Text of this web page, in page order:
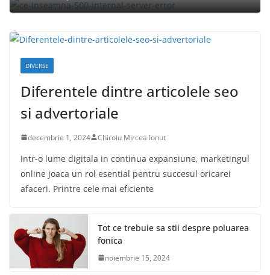
DIVERSE
Diferentele dintre articolele seo
si advertoriale
decembrie 1, 2024 Chiroiu Mircea Ionut
Intr-o lume digitala in continua expansiune, marketingul
online joaca un rol esential pentru succesul oricarei
afaceri. Printre cele mai eficiente
Tot ce trebuie sa stii despre poluarea
fonica
noiembrie 15, 2024